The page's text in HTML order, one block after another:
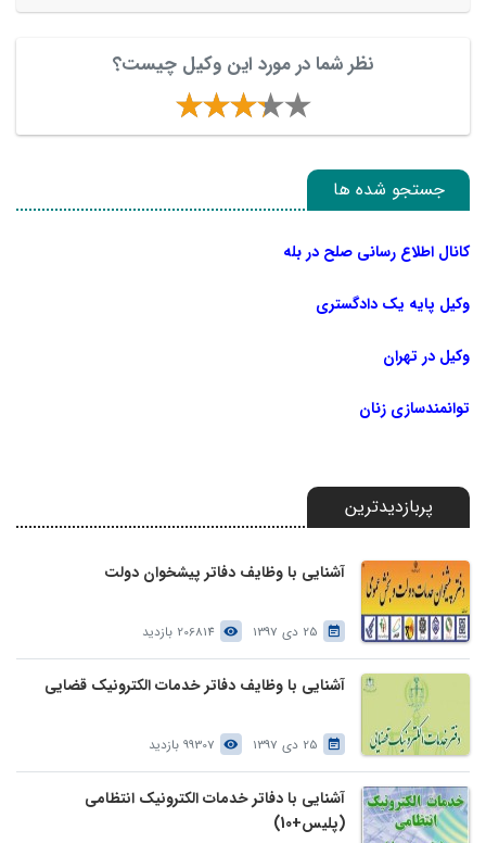
نظر شما در مورد این وکیل چیست؟
جستجو شده ها
کانال اطلاع رسانی صلح در بله
وکیل پایه یک دادگستری
وکیل در تهران
توانمندسازی زنان
پربازدیدترین
آشنایی با وظایف دفاتر پیشخوان دولت
25 دی 1397 206814 بازدید
آشنایی با وظایف دفاتر خدمات الکترونیک قضایی
25 دی 1397 99307 بازدید
آشنایی با دفاتر خدمات الکترونیک انتظامی
(پلیس+10)